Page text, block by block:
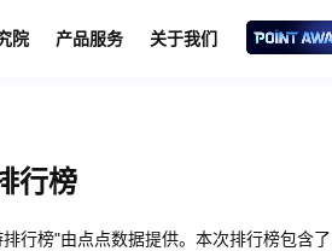
院 产品服务 关于我们
行榜
行榜"由点点数据提供。本次排行榜包含